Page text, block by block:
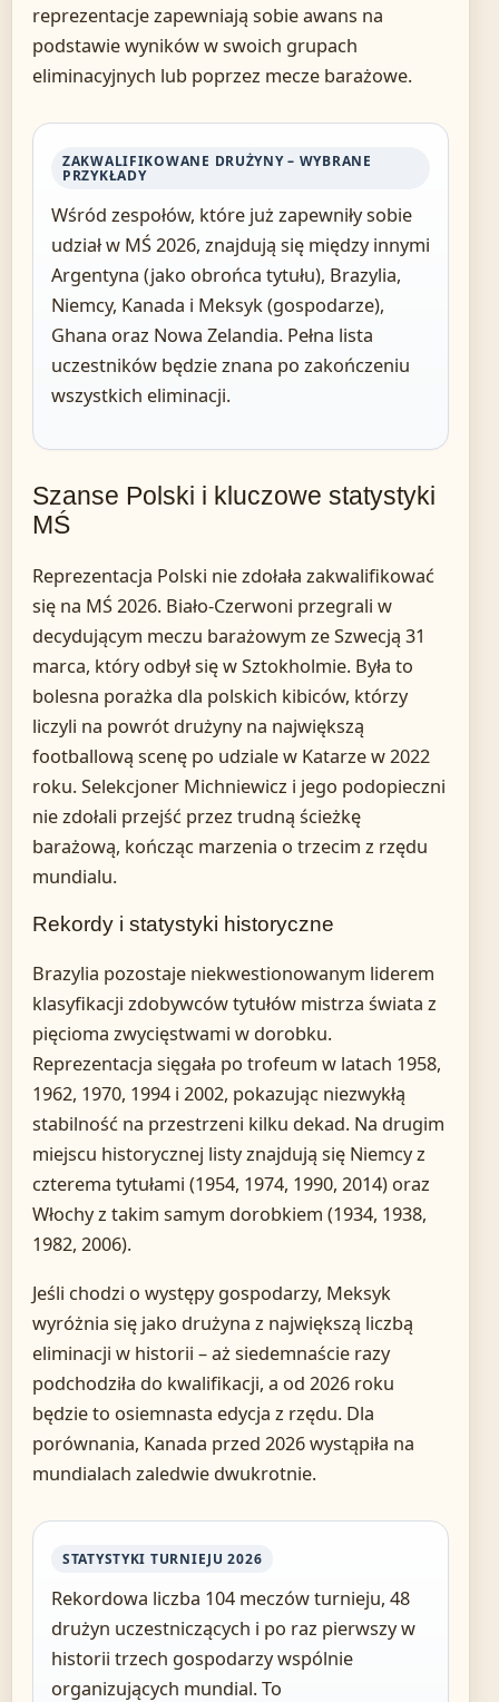
reprezentacje zapewniają sobie awans na
podstawie wyników w swoich grupach
eliminacyjnych lub poprzez mecze barażowe.
ZAKWALIFIKOWANE DRUŻYNY – WYBRANE
PRZYKŁADY
Wśród zespołów, które już zapewniły sobie
udział w MŚ 2026, znajdują się między innymi
Argentyna (jako obrońca tytułu), Brazylia,
Niemcy, Kanada i Meksyk (gospodarze),
Ghana oraz Nowa Zelandia. Pełna lista
uczestników będzie znana po zakończeniu
wszystkich eliminacji.
Szanse Polski i kluczowe statystyki
MŚ
Reprezentacja Polski nie zdołała zakwalifikować
się na MŚ 2026. Biało-Czerwoni przegrali w
decydującym meczu barażowym ze Szwecją 31
marca, który odbył się w Sztokholmie. Była to
bolesna porażka dla polskich kibiców, którzy
liczyli na powrót drużyny na największą
footballową scenę po udziale w Katarze w 2022
roku. Selekcjoner Michniewicz i jego podopieczni
nie zdołali przejść przez trudną ścieżkę
barażową, kończąc marzenia o trzecim z rzędu
mundialu.
Rekordy i statystyki historyczne
Brazylia pozostaje niekwestionowanym liderem
klasyfikacji zdobywców tytułów mistrza świata z
pięcioma zwycięstwami w dorobku.
Reprezentacja sięgała po trofeum w latach 1958,
1962, 1970, 1994 i 2002, pokazując niezwykłą
stabilność na przestrzeni kilku dekad. Na drugim
miejscu historycznej listy znajdują się Niemcy z
czterema tytułami (1954, 1974, 1990, 2014) oraz
Włochy z takim samym dorobkiem (1934, 1938,
1982, 2006).
Jeśli chodzi o występy gospodarzy, Meksyk
wyróżnia się jako drużyna z największą liczbą
eliminacji w historii – aż siedemnaście razy
podchodziła do kwalifikacji, a od 2026 roku
będzie to osiemnasta edycja z rzędu. Dla
porównania, Kanada przed 2026 wystąpiła na
mundialach zaledwie dwukrotnie.
STATYSTYKI TURNIEJU 2026
Rekordowa liczba 104 meczów turnieju, 48
drużyn uczestniczących i po raz pierwszy w
historii trzech gospodarzy wspólnie
organizujących mundial. To